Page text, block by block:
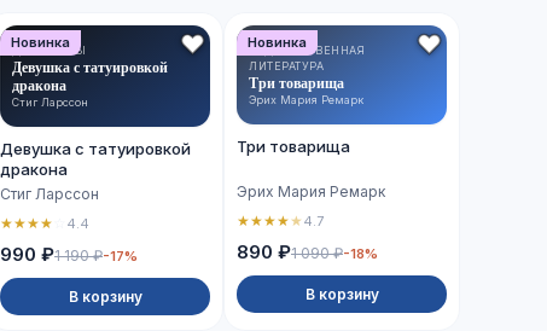
Новинка
ДЕТЕКТИВЫ
Девушка с татуировкой
дракона
Стиг Ларссон
Девушка с татуировкой
дракона
Стиг Ларссон
★★★★ 4.4
990 ₽1 190 ₽-17%
В корзину
Новинка
ХУДОЖЕСТВЕННАЯ
ЛИТЕРАТУРА
Три товарища
Эрих Мария Ремарк
Три товарища
Эрих Мария Ремарк
★★★★★4.7
890 ₽1 090 ₽-18%
В корзину